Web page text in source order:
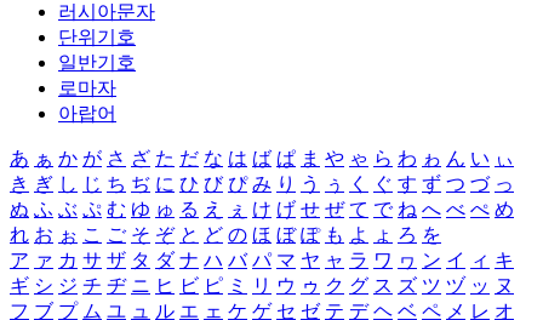
러시아문자
단위기호
일반기호
로마자
아랍어
あ ぁ か が さ ざ た だ な は ば ぱ ま や ゃ ら わ ゎ ん い ぃ
き ぎ し じ ち ぢ に ひ び ぴ み り う ぅ く ぐ す ず つ づ っ
ぬ ふ ぶ ぷ む ゆ ゅ る え ぇ け げ せ ぜ て で ね へ べ ぺ め
れ お ぉ こ ご そ ぞ と ど の ほ ぼ ぽ も よ ょ ろ を
ア ァ カ サ ザ タ ダ ナ ハ バ パ マ ヤ ャ ラ ワ ヮ ン イ ィ キ
ギ シ ジ チ ヂ ニ ヒ ビ ピ ミ リ ウ ゥ ク グ ス ズ ツ ヅ ッ ヌ
フ ブ プ ム ユ ュ ル エ ェ ケ ゲ セ ゼ テ デ ヘ ベ ペ メ レ オ